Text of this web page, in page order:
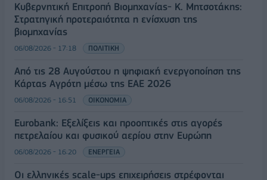
Κυβερνητική Επιτροπή Βιομηχανίας- Κ. Μητσοτάκης:
Στρατηγική προτεραιότητα η ενίσχυση της
βιομηχανίας
06/08/2026 - 17:18 ΠΟΛΙΤΙΚΗ
Από τις 28 Αυγούστου η ψηφιακή ενεργοποίηση της
Κάρτας Αγρότη μέσω της ΕΑΕ 2026
06/08/2026 - 16:51 ΟΙΚΟΝΟΜΙΑ
Eurobank: Εξελίξεις και προοπτικές στις αγορές
πετρελαίου και φυσικού αερίου στην Ευρώπη
06/08/2026 - 16:20 ΕΝΕΡΓΕΙΑ
Οι ελληνικές scale-ups επιχειρήσεις στρέφονται